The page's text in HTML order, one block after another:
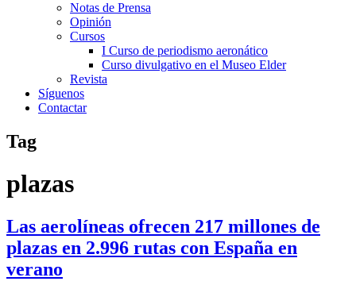
Notas de Prensa
Opinión
Cursos
I Curso de periodismo aeronático
Curso divulgativo en el Museo Elder
Revista
Síguenos
Contactar
Tag
plazas
Las aerolíneas ofrecen 217 millones de
plazas en 2.996 rutas con España en
verano